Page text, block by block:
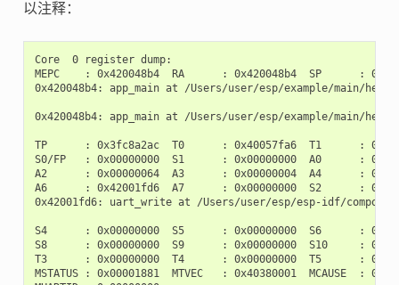
以注释：
Core  0 register dump:
MEPC    : 0x420048b4  RA      : 0x420048b4  SP      :
0x420048b4: app_main at /Users/user/esp/example/main/
0x420048b4: app_main at /Users/user/esp/example/main/
TP      : 0x3fc8a2ac  T0      : 0x40057fa6  T1      :
S0/FP   : 0x00000000  S1      : 0x00000000  A0      :
A2      : 0x00000064  A3      : 0x00000004  A4      :
A6      : 0x42001fd6  A7      : 0x00000000  S2      :
0x42001fd6: uart_write at /Users/user/esp/esp-idf/
S4      : 0x00000000  S5      : 0x00000000  S6      :
S8      : 0x00000000  S9      : 0x00000000  S10     :
T3      : 0x00000000  T4      : 0x00000000  T5      :
MSTATUS : 0x00001881  MTVEC   : 0x40380001  MCAUSE  :